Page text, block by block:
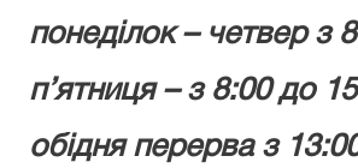
понеділок – четвер з
п’ятниця – з 8:00 до
обідня перерва з